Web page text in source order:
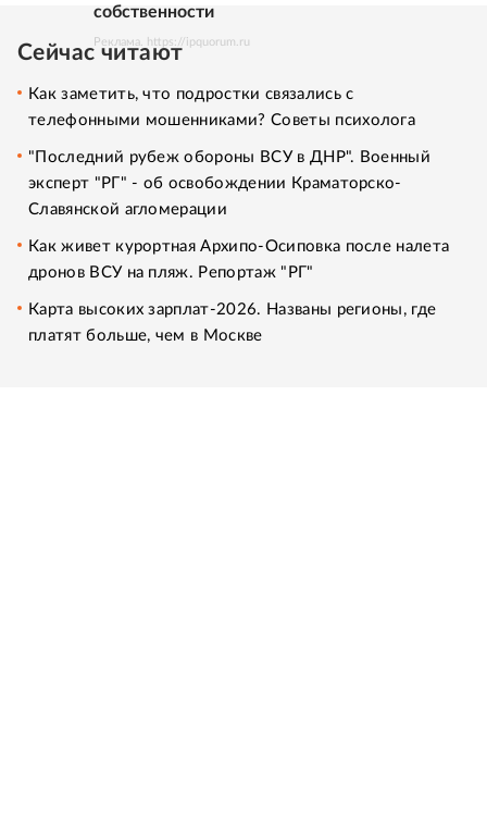
собственности
Реклама. https://ipquorum.ru
Сейчас читают
Как заметить, что подростки связались с
телефонными мошенниками? Советы психолога
"Последний рубеж обороны ВСУ в ДНР". Военный
эксперт "РГ" - об освобождении Краматорско-
Славянской агломерации
Как живет курортная Архипо-Осиповка после налета
дронов ВСУ на пляж. Репортаж "РГ"
Карта высоких зарплат-2026. Названы регионы, где
платят больше, чем в Москве